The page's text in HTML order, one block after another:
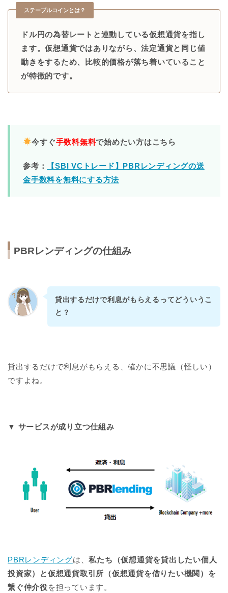
ステーブルコインとは？
ドル円の為替レートと連動している仮想通貨を指し
ます。仮想通貨ではありながら、法定通貨と同じ値
動きをするため、比較的価格が落ち着いていること
が特徴的です。
今すぐ手数料無料で始めたい方はこちら
参考：
【SBI VCトレード】PBRレンディングの送
金手数料を無料にする方法
PBRレンディングの仕組み
貸出するだけで利息がもらえるってどういうこ
と？
貸出するだけで利息がもらえる、確かに不思議（怪しい）
ですよね。
▼ サービスが成り立つ仕組み
PBRレンディングは、私たち（仮想通貨を貸出したい個人
投資家）と仮想通貨取引所（仮想通貨を借りたい機関）を
繋ぐ仲介役を担っています。